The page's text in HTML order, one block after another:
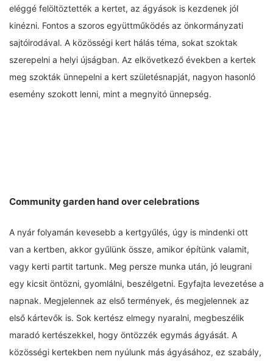
eléggé felöltöztették a kertet, az ágyások is kezdenek jól
kinézni. Fontos a szoros együttműködés az önkormányzati
sajtóirodával. A közösségi kert hálás téma, sokat szoktak
szerepelni a helyi újságban. Az elkövetkező években a kertek
meg szokták ünnepelni a kert születésnapját, nagyon hasonló
esemény szokott lenni, mint a megnyitó ünnepség.
Community garden hand over celebrations
A nyár folyamán kevesebb a kertgyűlés, úgy is mindenki ott
van a kertben, akkor gyűlünk össze, amikor építünk valamit,
vagy kerti partit tartunk. Meg persze munka után, jó leugrani
egy kicsit öntözni, gyomlálni, beszélgetni. Egyfajta levezetése a
napnak. Megjelennek az első termények, és megjelennek az
első kártevők is. Sok kertész elmegy nyaralni, megbeszélik
maradó kertészekkel, hogy öntözzék egymás ágyását. A
közösségi kertekben nem nyúlunk más ágyásához, ez szabály,